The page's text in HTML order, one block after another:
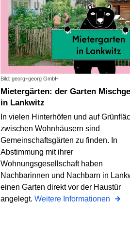
Bild: georg+georg GmbH
Mietergärten: der Garten Mischgemüse
in Lankwitz
In vielen Hinterhöfen und auf
zwischen Wohnhäusern sind
Gemeinschaftsgärten zu finden. In
Abstimmung mit ihrer
Wohnungsgesellschaft haben
Nachbarinnen und Nachbarn in
einen Garten direkt vor der Haustür
angelegt. Weitere Informationen